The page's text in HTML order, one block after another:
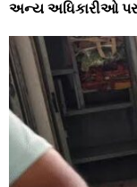
અન્ય અધિકારીઓ પર